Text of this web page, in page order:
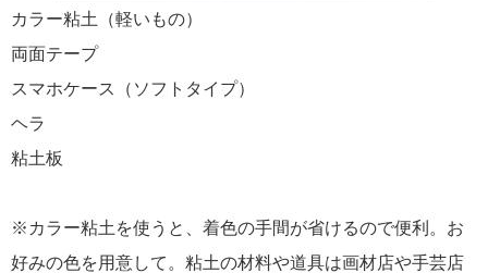
カラー粘土（軽いもの）
両面テープ
スマホケース（ソフトタイプ）
ヘラ
粘土板
※カラー粘土を使うと、着色の手間が省けるので便利。お
好みの色を用意して。粘土の材料や道具は画材店や手芸店